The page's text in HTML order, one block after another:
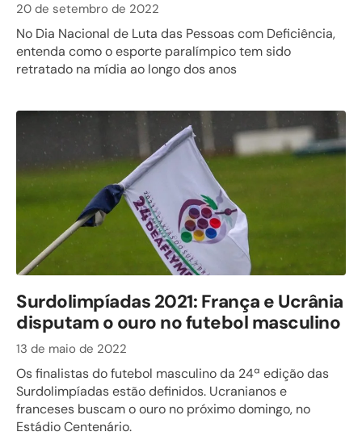
20 de setembro de 2022
No Dia Nacional de Luta das Pessoas com Deficiência,
entenda como o esporte paralímpico tem sido
retratado na mídia ao longo dos anos
Surdolimpíadas 2021: França e Ucrânia
disputam o ouro no futebol masculino
13 de maio de 2022
Os finalistas do futebol masculino da 24ª edição das
Surdolimpíadas estão definidos. Ucranianos e
franceses buscam o ouro no próximo domingo, no
Estádio Centenário.